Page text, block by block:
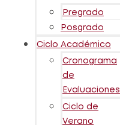
Pregrado
Posgrado
Ciclo Académico
Cronograma
de
Evaluaciones
Ciclo de
Verano